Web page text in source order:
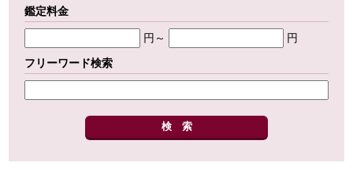
鑑定料金
円～
円
フリーワード検索